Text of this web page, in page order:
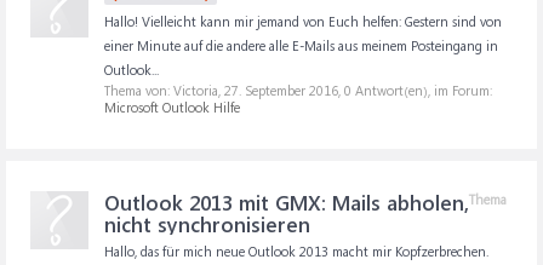
Hallo! Vielleicht kann mir jemand von Euch helfen: Gestern sind von
einer Minute auf die andere alle E-Mails aus meinem Posteingang in
Outlook...
Thema von: Victoria, 27. September 2016, 0 Antwort(en), im Forum:
Microsoft Outlook Hilfe
Thema
Outlook 2013 mit GMX: Mails abholen,
nicht synchronisieren
Hallo, das für mich neue Outlook 2013 macht mir Kopfzerbrechen.